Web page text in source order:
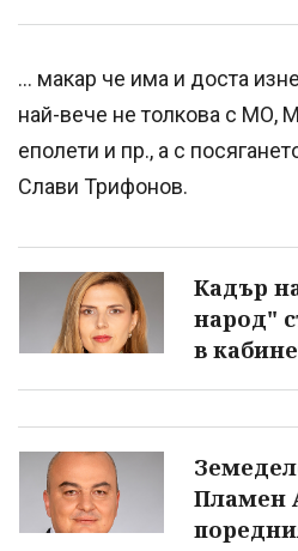
... макар че има и доста
най-вече не толкова с МО,
еполети и пр., а с
Слави Трифонов.
Кадър
народ"
в
Пламен